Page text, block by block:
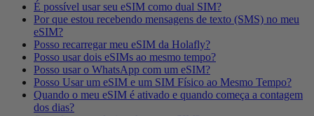
É possível usar seu eSIM como dual SIM?
Por que estou recebendo mensagens de texto (SMS) no meu
eSIM?
Posso recarregar meu eSIM da Holafly?
Posso usar dois eSIMs ao mesmo tempo?
Posso usar o WhatsApp com um eSIM?
Posso Usar um eSIM e um SIM Físico ao Mesmo Tempo?
Quando o meu eSIM é ativado e quando começa a contagem
dos dias?